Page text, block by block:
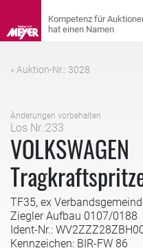
« Auktion-Nr.: 3028
Änderungen vorbehalten
Los Nr.:233
VOLKSWAGEN
TF35, ex
Ziegler Aufbau 0107/0188
Ident-Nr.:
Kennzeichen: BIR-FW 86